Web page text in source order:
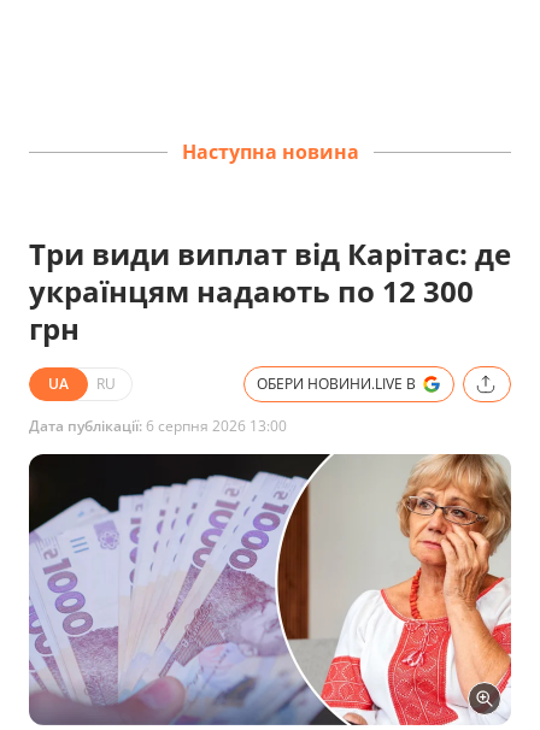
Наступна новина
Три види виплат від Карітас: де
українцям надають по 12 300
грн
UA RU ОБЕРИ НОВИНИ.LIVE В
Дата публікації: 6 серпня 2026 13:00